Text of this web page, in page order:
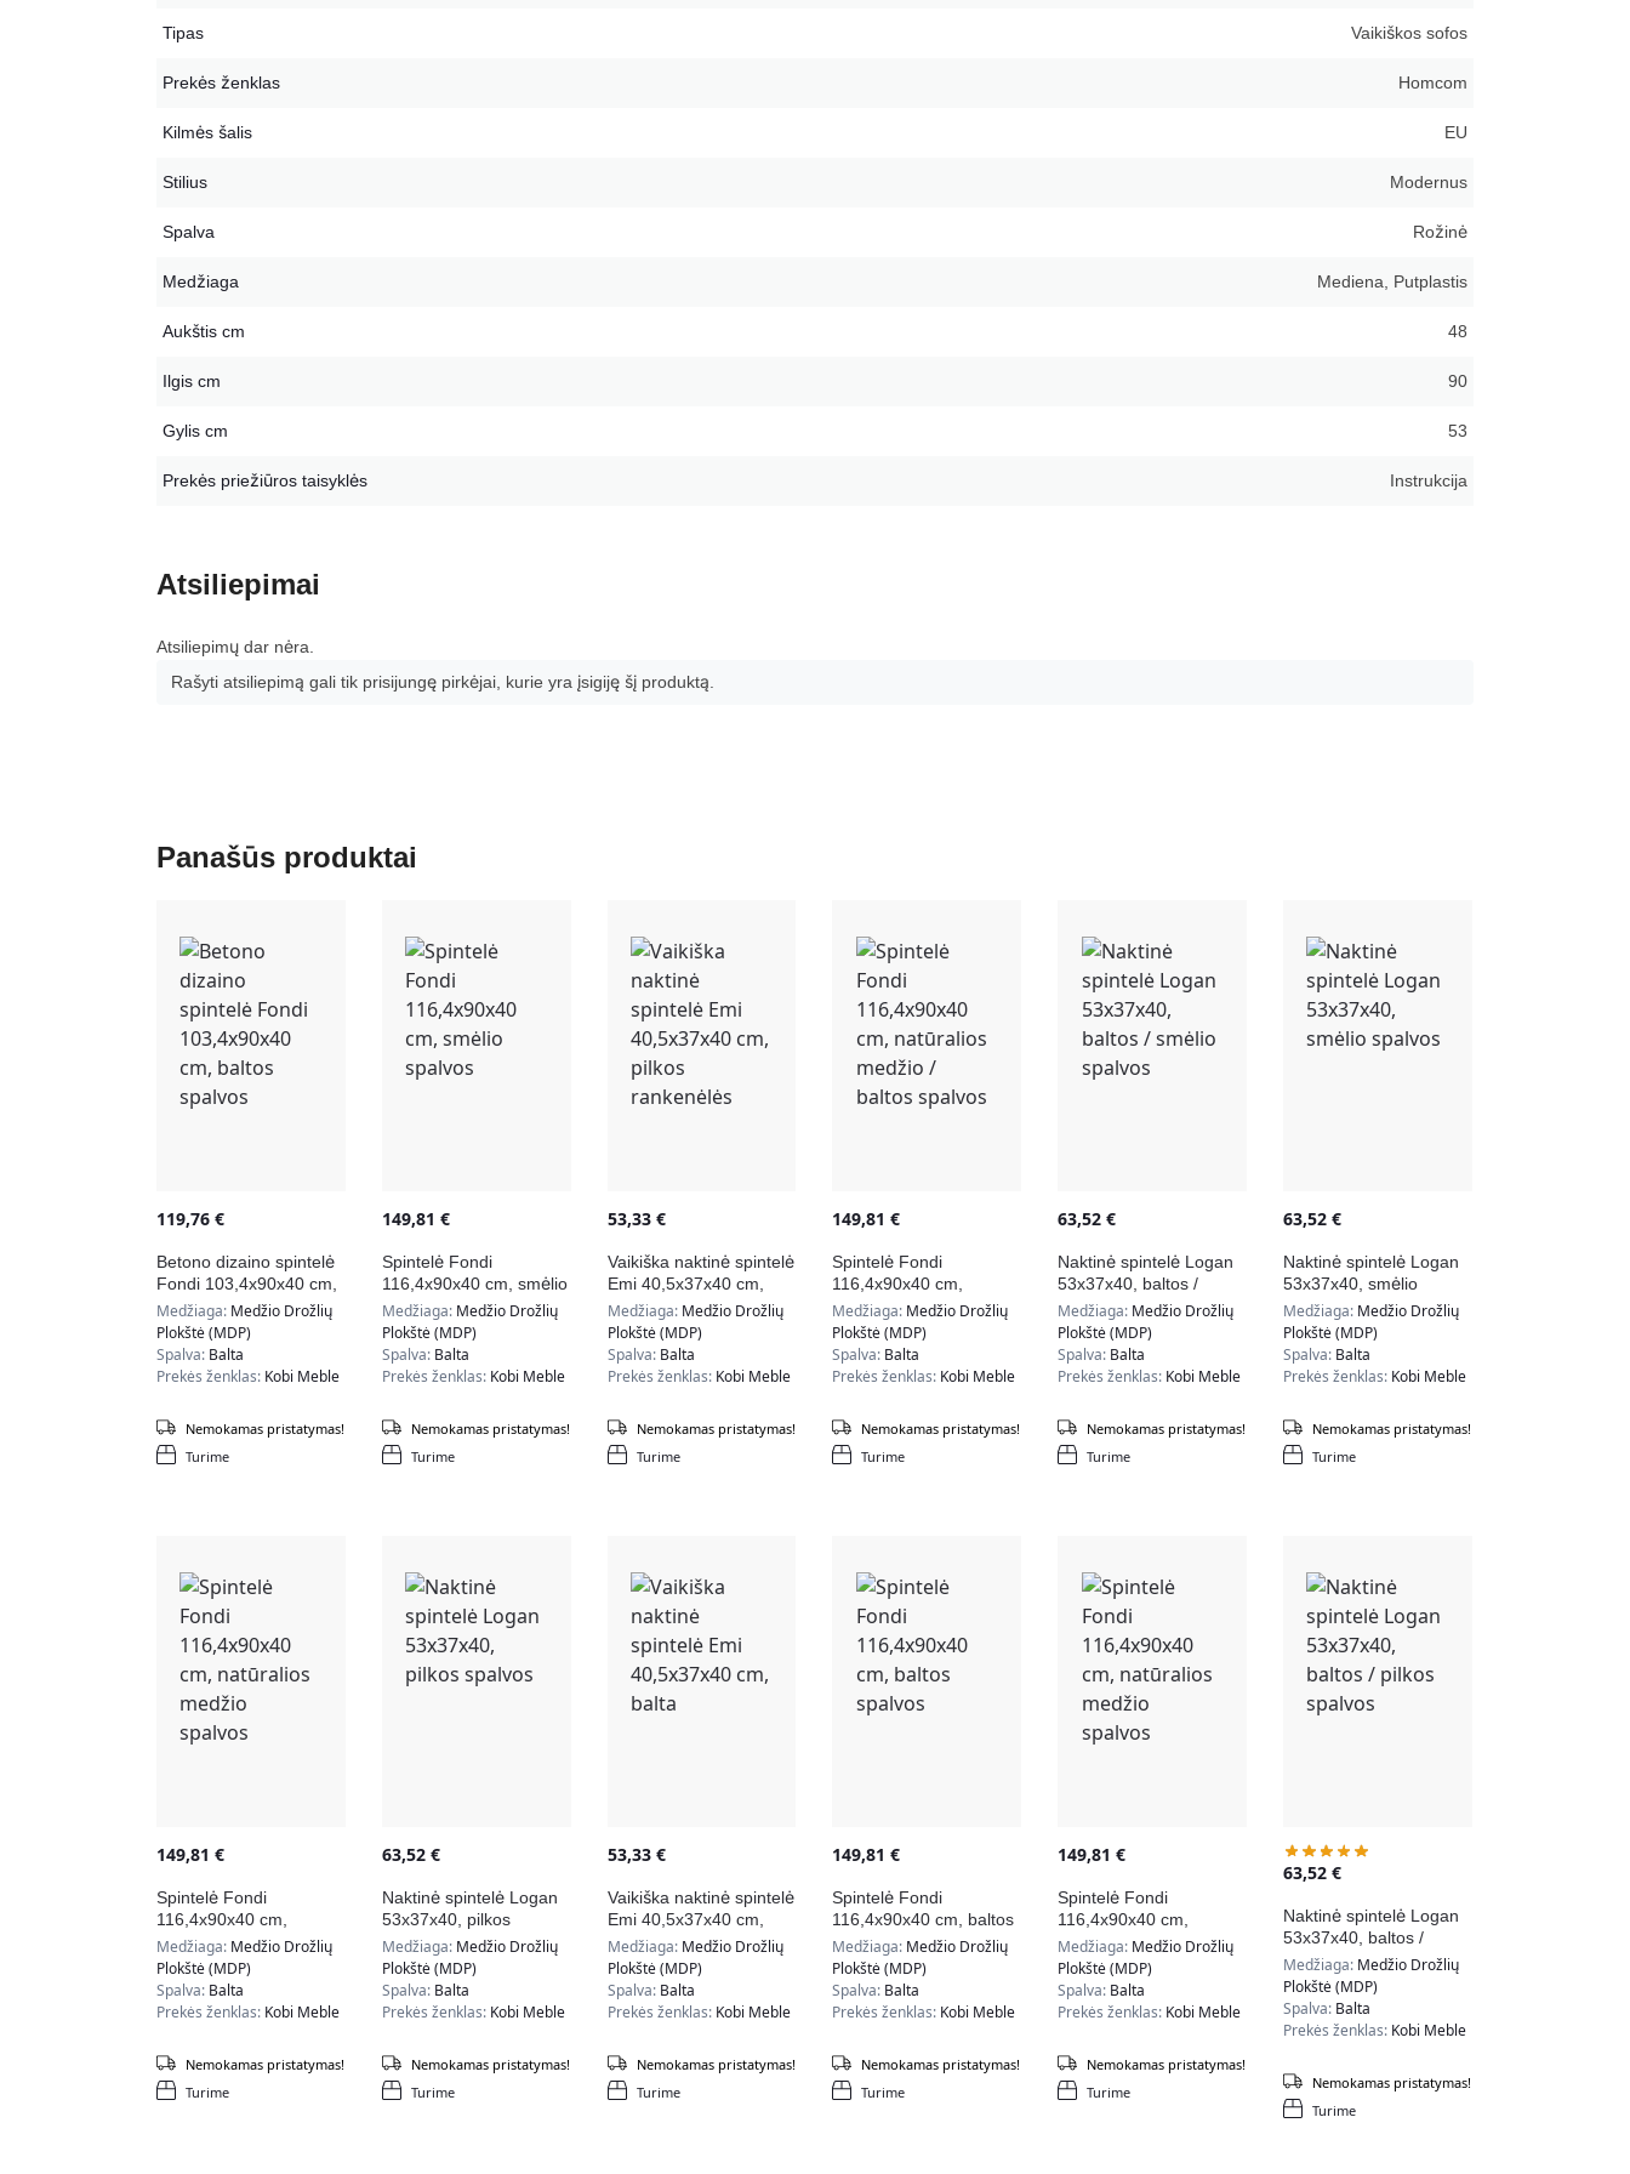
Tipas Vaikiškos sofos
Prekės ženklas Homcom
Kilmės šalis EU
Stilius Modernus
Spalva Rožinė
Medžiaga Mediena, Putplastis
Aukštis cm 48
Ilgis cm 90
Gylis cm 53
Prekės priežiūros taisyklės Instrukcija
Atsiliepimai
Atsiliepimų dar nėra.
Rašyti atsiliepimą gali tik prisijungę pirkėjai, kurie yra įsigiję šį produktą.
Panašūs produktai
119,76 €
Betono dizaino spintelė
Fondi 103,4x90x40 cm,
baltos spalvos
Medžiaga: Medžio Drožlių
Plokštė (MDP)
Spalva: Balta
Prekės ženklas: Kobi Meble
Turime
Nemokamas pristatymas!
149,81 €
Spintelė Fondi
116,4x90x40 cm, smėlio
spalvos
Medžiaga: Medžio Drožlių
Plokštė (MDP)
Spalva: Balta
Prekės ženklas: Kobi Meble
Turime
Nemokamas pristatymas!
53,33 €
Vaikiška naktinė spintelė
Emi 40,5x37x40 cm,
pilkos rankenėlės
Medžiaga: Medžio Drožlių
Plokštė (MDP)
Spalva: Balta
Prekės ženklas: Kobi Meble
Turime
Nemokamas pristatymas!
149,81€
Spintelė Fondi
116,4x90x40 cm,
natūralios medžio /
baltos spalvos
Medžiaga: Medžio Drožlių
Plokštė (MDP)
Spalva: Balta
Prekės ženklas: Kobi Meble
Turime
Nemokamas pristatymas!
63,52€
Naktinė spintelė Logan
53x37x40, baltos /
smėlio spalvos
Medžiaga: Medžio Drožlių
Plokštė (MDP)
Spalva: Balta
Prekės ženklas: Kobi Meble
Turime
Nemokamas pristatymas!
63,52 €
Naktinė spintelė Logan
53x37x40, smėlio
spalvos
Medžiaga: Medžio Drožlių
Plokštė (MDP)
Spalva: Balta
Prekės ženklas: Kobi Meble
Turime
Nemokamas pristatymas!
149,81 €
Spintelė Fondi
116,4x90x40 cm,
natūralios medžio
spalvos
Medžiaga: Medžio Drožlių
Plokštė (MDP)
Spalva: Balta
Prekės ženklas: Kobi Meble
Turime
Nemokamas pristatymas!
63,52 €
Naktinė spintelė Logan
53x37x40, pilkos
spalvos
Medžiaga: Medžio Drožlių
Plokštė (MDP)
Spalva: Balta
Prekės ženklas: Kobi Meble
Turime
Nemokamas pristatymas!
53,33 €
Vaikiška naktinė spintelė
Emi 40,5x37x40 cm,
balta
Medžiaga: Medžio Drožlių
Plokštė (MDP)
Spalva: Balta
Prekės ženklas: Kobi Meble
Turime
Nemokamas pristatymas!
149,81€
Spintelė Fondi
116,4x90x40 cm, baltos
spalvos
Medžiaga: Medžio Drožlių
Plokštė (MDP)
Spalva: Balta
Prekės ženklas: Kobi Meble
Turime
Nemokamas pristatymas!
149,81€
Spintelė Fondi
116,4x90x40 cm,
natūralios medžio
spalvos
Medžiaga: Medžio Drožlių
Plokštė (MDP)
Spalva: Balta
Prekės ženklas: Kobi Meble
Turime
Nemokamas pristatymas!
63,52 €
Naktinė spintelė Logan
53x37x40, baltos /
pilkos spalvos
Medžiaga: Medžio Drožlių
Plokštė (MDP)
Spalva: Balta
Prekės ženklas: Kobi Meble
Turime
Nemokamas pristatymas!